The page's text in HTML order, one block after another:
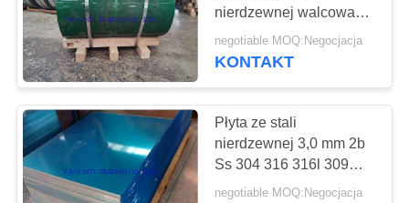
Pusta rura
aluminiowa
26
nierdzewnej walcowanej
na zimno 0,15 mm
negotiable MOQ:Negocjacja
KONTAKT
Płyta ze stali
nierdzewnej 3,0 mm 2b
Ss 304 316 316l 309
310 310s
negotiable MOQ:Negocjacja